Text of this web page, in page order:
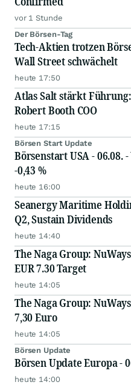
vor 1 Stunde
Der Börsen-Tag
Tech-Aktien trotzen
Wall Street schwächelt
heute 17:50
Atlas Salt stärkt
Robert Booth COO
heute 17:15
Börsen Start Update
Börsenstart USA - 06.08.
-0,43 %
heute 16:00
Seanergy Maritime
Q2, Sustain Dividends
heute 14:40
The Naga Group:
EUR 7.30 Target
heute 14:05
The Naga Group:
7,30 Euro
heute 14:05
Börsen Update
Börsen Update Europa -
heute 14:00